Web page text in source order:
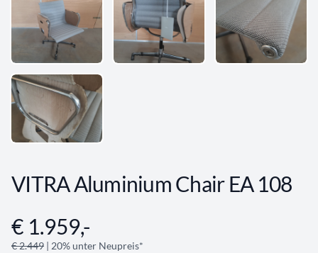
VITRA Aluminium Chair EA 108
Angebotsinformationen
€ 1.959,-
€ 2.449 | 20% unter Neupreis*